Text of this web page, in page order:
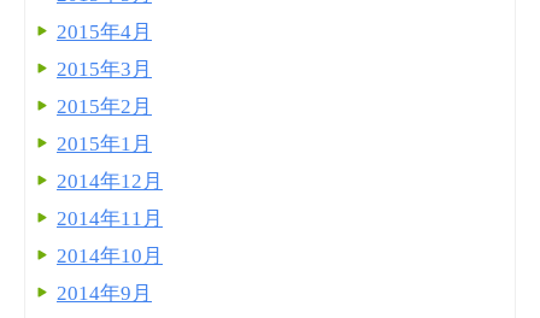
2015年4月
2015年3月
2015年2月
2015年1月
2014年12月
2014年11月
2014年10月
2014年9月